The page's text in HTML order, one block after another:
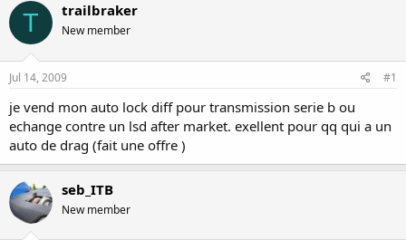
T trailbraker
New member
Jul 14, 2009 #1
je vend mon auto lock diff pour transmission serie b ou
echange contre un lsd after market. exellent pour qq qui a un
auto de drag (fait une offre )
seb_ITB
New member